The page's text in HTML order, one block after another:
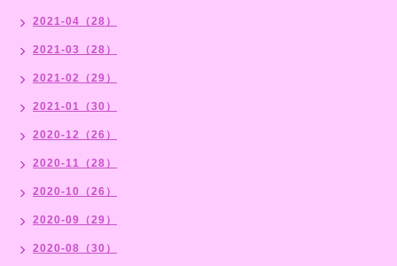
2021-04（28）
2021-03（28）
2021-02（29）
2021-01（30）
2020-12（26）
2020-11（28）
2020-10（26）
2020-09（29）
2020-08（30）